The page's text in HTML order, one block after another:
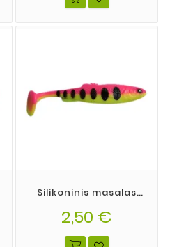
Silikoninis masalas
spalva 19
2,50 €